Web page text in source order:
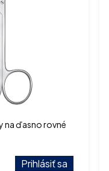
na ďasno rovné
Prihlásiť sa